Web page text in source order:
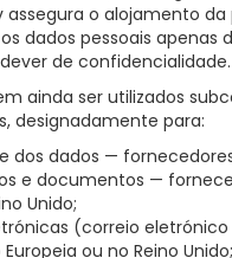
assegura o alojamento
dados pessoais
de confidencialidade.
ainda ser utilizados
designadamente para:
dos dados —
e documentos —
Unido;
(correio
ou no Reino Unido;